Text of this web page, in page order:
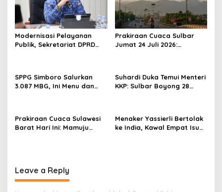
g
a
t
i
n
Modernisasi Pelayanan
Publik, Sekretariat DPRD
Prakiraan Cuaca Sulbar
Jumat 24 Juli 2026:
SPPG Simboro Salurkan
3.087 MBG, Ini Menu dan
Suhardi Duka Temui Menteri
KKP: Sulbar Boyong 28
Prakiraan Cuaca Sulawesi
Barat Hari Ini: Mamuju
Menaker Yassierli Bertolak
ke India, Kawal Empat Isu
Leave a Reply